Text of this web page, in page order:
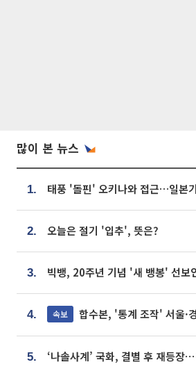
많이 본 뉴스
1.
2. 오늘은 절기 '입추', 뜻은?
3.
4. 속보 합수본, '통계 조작' 서울·경기·충북 선
5.